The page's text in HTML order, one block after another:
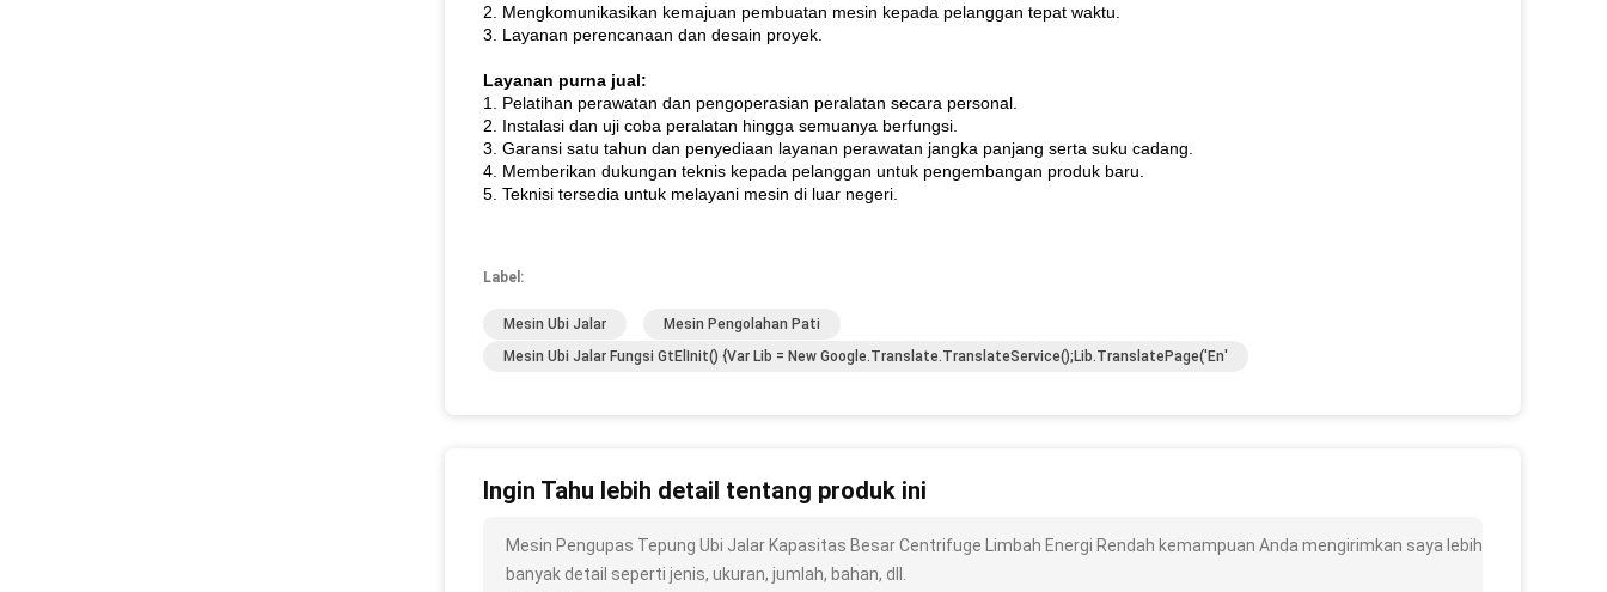
2. Mengkomunikasikan kemajuan pembuatan mesin kepada pelanggan tepat waktu.
3. Layanan perencanaan dan desain proyek.
Layanan purna jual:
1. Pelatihan perawatan dan pengoperasian peralatan secara personal.
2. Instalasi dan uji coba peralatan hingga semuanya berfungsi.
3. Garansi satu tahun dan penyediaan layanan perawatan jangka panjang serta suku cadang.
4. Memberikan dukungan teknis kepada pelanggan untuk pengembangan produk baru.
5. Teknisi tersedia untuk melayani mesin di luar negeri.
Label:
Mesin Ubi Jalar
Mesin Pengolahan Pati
Mesin Ubi Jalar Fungsi GtElInit() {var Lib = New Google.translate.TranslateService();lib.translatePage('en'
Ingin Tahu lebih detail tentang produk ini
Mesin Pengupas Tepung Ubi Jalar Kapasitas Besar Centrifuge Limbah Energi Rendah kemampuan Anda mengirimkan saya lebih
banyak detail seperti jenis, ukuran, jumlah, bahan, dll.